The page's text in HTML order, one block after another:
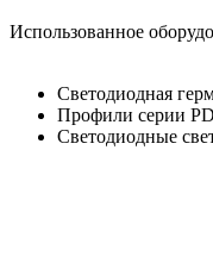
Использованное
Светодиодная
Профили серии
Светодиодные